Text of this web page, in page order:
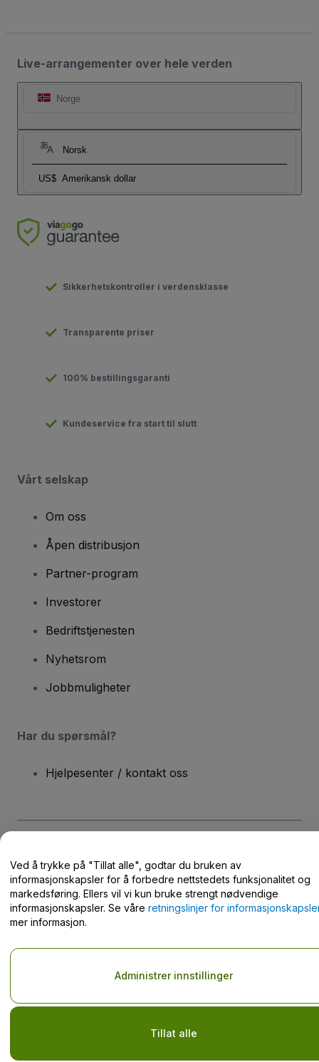
Live-arrangementer over hele verden
Norge
Norsk
US$ Amerikansk dollar
Sikkerhetskontroller i verdensklasse
Transparente priser
100% bestillingsgaranti
Kundeservice fra start til slutt
Vårt selskap
Om oss
Åpen distribusjon
Partner-program
Investorer
Bedriftstjenesten
Nyhetsrom
Jobbmuligheter
Har du spørsmål?
Hjelpesenter / kontakt oss
Bruk av denne nettsiden innebærer aksept avVilkår og betingelser
ogRetningslinjer for personvernogRetningslinjer for
informasjonskapslerog Retningslinjer for personvern for mobil
Do Not Share My Personal Information/Your Privacy Choices
Ved å trykke på "Tillat alle", godtar du bruken av
informasjonskapsler for å forbedre nettstedets funksjonalitet og
markedsføring. Ellers vil vi kun bruke strengt nødvendige
informasjonskapsler. Se våre retningslinjer for
mer informasjon.
Tillat alle
Administrer innstillinger